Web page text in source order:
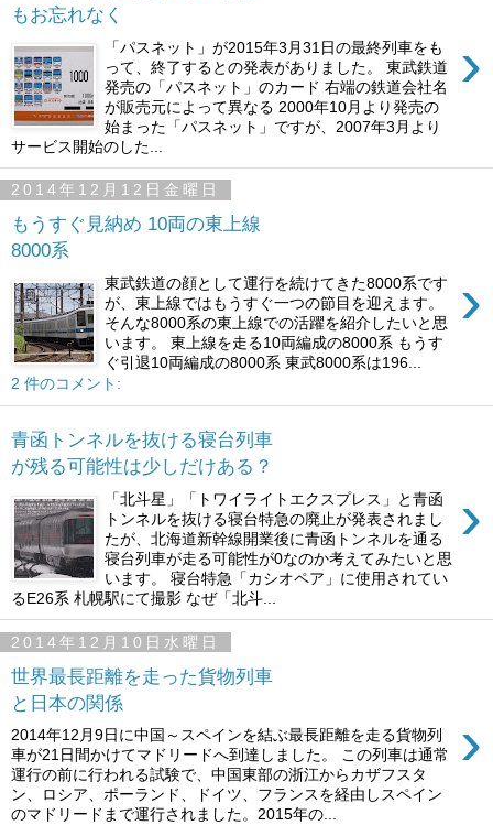
もお忘れなく
›
「パスネット」が2015年3月31日の最終列車をも
って、終了するとの発表がありました。 東武鉄道
発売の「パスネット」のカード 右端の鉄道会社名
が販売元によって異なる 2000年10月より発売の
始まった「パスネット」ですが、2007年3月より
サービス開始のした...
2014年12月12日金曜日
もうすぐ見納め 10両の東上線
8000系
›
東武鉄道の顔として運行を続けてきた8000系です
が、東上線ではもうすぐ一つの節目を迎えます。
そんな8000系の東上線での活躍を紹介したいと思
います。 東上線を走る10両編成の8000系 もうす
ぐ引退10両編成の8000系 東武8000系は196...
2 件のコメント:
青函トンネルを抜ける寝台列車
が残る可能性は少しだけある？
›
「北斗星」「トワイライトエクスプレス」と青函
トンネルを抜ける寝台特急の廃止が発表されまし
たが、北海道新幹線開業後に青函トンネルを通る
寝台列車が走る可能性が0なのか考えてみたいと思
います。 寝台特急「カシオペア」に使用されてい
るE26系 札幌駅にて撮影 なぜ「北斗...
2014年12月10日水曜日
世界最長距離を走った貨物列車
と日本の関係
›
2014年12月9日に中国～スペインを結ぶ最長距離を走る貨物列
車が21日間かけてマドリードへ到達しました。 この列車は通常
運行の前に行われる試験で、中国東部の浙江からカザフスタ
ン、ロシア、ポーランド、ドイツ、フランスを経由しスペイン
のマドリードまで運行されました。2015年の...